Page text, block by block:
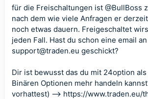
für die Freischaltungen ist @BullBoss
nach dem wie viele Anfragen er
noch etwas dauern. Freigeschaltet
jeden Fall. Hast du schon eine email an
support@traden.eu geschickt?
Dir ist bewusst das du mit 24option
Binären Optionen mehr handeln
vorhattest) --> https://www.traden.eu/